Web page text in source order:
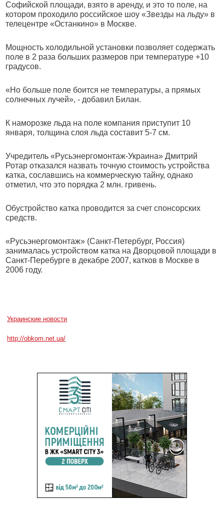
Софийской площади, взято в аренду, и это то поле, на
котором проходило российское шоу «Звезды на льду» в
телецентре «Останкино» в Москве.
Мощность холодильной установки позволяет содержать
поле в 2 раза больших размеров при температуре +10
градусов.
«Но больше поле боится не температуры, а прямых
солнечных лучей», - добавил Билан.
К наморозке льда на поле компания приступит 10
января, толщина слоя льда составит 5-7 см.
Учредитель «Русьэнергомонтаж-Украина» Дмитрий
Ротар отказался назвать точную стоимость устройства
катка, сославшись на коммерческую тайну, однако
отметил, что это порядка 2 млн. гривень.
Обустройство катка проводится за счет спонсорских
средств.
«Русьэнергомонтаж» (Санкт-Петербург, Россия)
занималась устройством катка на Дворцовой площади в
Санкт-Перебурге в декабре 2007, катков в Москве в
2006 году.
Украинские новости
http://obkom.net.ua/